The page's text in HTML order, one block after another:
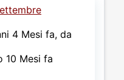
4 Mesi fa, da
10 Mesi fa